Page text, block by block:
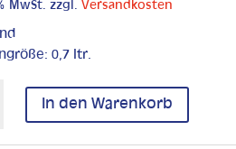
MwSt. zzgl. Versandkosten
0,7 ltr.
In den Warenkorb